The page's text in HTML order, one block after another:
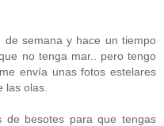
semana y hace un tiempo
no tenga mar.. pero tengo
envía unas fotos estelares
las olas.
de besotes para que tengas